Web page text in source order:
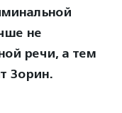
не
речи, а тем
Зорин.